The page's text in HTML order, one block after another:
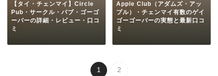
【タイ・チェンマイ】Circle
Pub・サークル・パブ・ゴーゴ
ーバーの詳細・レビュー・口コ
ミ
Apple Club（アダムズ・アッ
プル）・チェンマイ有数のゲイ
ゴーゴーバーの実態と最新口コ
ミ
1 2